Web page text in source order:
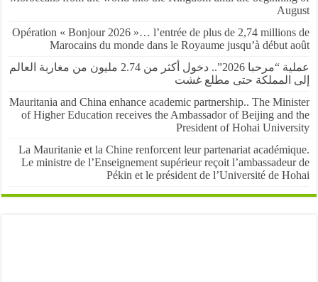
Opération « Bonjour 2026 »… l’entrée de plus de 2,74
Marocains du monde dans le Royaume jusqu’à début
عملية “مرحبا 2026”.. دخول أكثر من 2.74 مليون من مغاربة العالم
المملكة حتى مطلع غشت
Mauritania and China enhance academic partnership.. The
of Higher Education receives the Ambassador of Beijing
President of Hohai
La Mauritanie et la Chine renforcent leur partenariat
Le ministre de l’Enseignement supérieur reçoit
Pékin et le président de l’Université de